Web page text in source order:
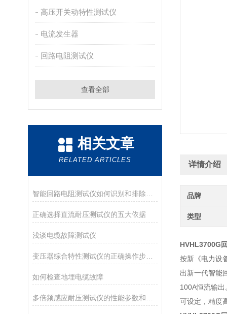
高压开关动特性测试仪
电流发生器
回路电阻测试仪
查看全部
相关文章
RELATED ARTICLES
正确选择直流耐压测试仪的五大依据
浅谈电缆故障测试仪
变压器综合特性测试仪的正确操作步骤与安全指南
如何检查地埋电缆故障
详情介绍
品牌
类型
HVHL3700G
按新《电力设
出新一代智能
100A恒流输
可设定，